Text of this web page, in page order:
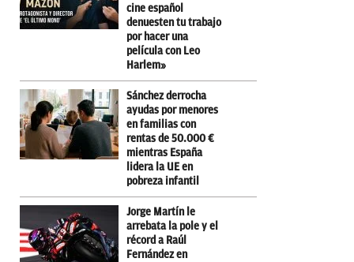
cine español
denuesten tu trabajo
por hacer una
película con Leo
Harlem»
Sánchez derrocha
ayudas por menores
en familias con
rentas de 50.000 €
mientras España
lidera la UE en
pobreza infantil
Jorge Martín le
arrebata la pole y el
récord a Raúl
Fernández en